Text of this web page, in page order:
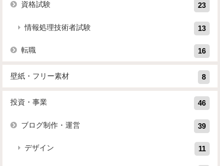
資格試験 23
情報処理技術者試験 13
転職 16
壁紙・フリー素材 8
投資・事業 46
ブログ制作・運営 39
デザイン 11